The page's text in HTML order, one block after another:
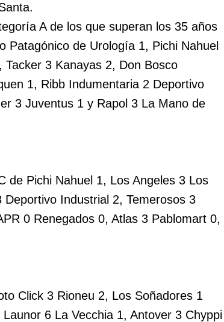
A de los que superan los 35 años
Patagónico de Urología 1, Pichi Nahuel
3 Kanayas 2, Don Bosco
1, Ribb Indumentaria 2 Deportivo
3 Juventus 1 y Rapol 3 La Mano de
de Pichi Nahuel 1, Los Angeles 3 Los
Industrial 2, Temerosos 3
0 Renegados 0, Atlas 3 Pablomart 0,
Click 3 Rioneu 2, Los Soñadores 1
6 La Vecchia 1, Antover 3 Chyppi